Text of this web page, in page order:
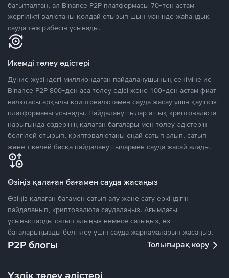
бағытталған, ал Binance P2P платформасы 70-тен астам
жергілікті валютаны қолдай отырып шын мәнінде жаһандық
сауда тәжірибесін ұсынады.
Икемді төлеу әдістері
Дүние жүзіндегі миллиондаған пайдаланушының сеніміне ие
Binance P2P 800-ден аса төлеу әдісі және 100-ден астам фиат
валютасы арқылы криптовалютамен сауда жасау үшін қауіпсіз
платформаны ұсынады. Пайдаланушылар ашық криптовалюта
нарығында өздерінің қалаған бағалары мен төлеу әдістерін
белгілей отырып, криптовалютаны оңай сатып алып, сатып
және тікелей басқа пайдаланушылармен сауда жасай алады.
Өзіңіз қалаған бағамен сауда жасаңыз
Өзіңіз қалаған бағамен сатып алу және сату еркіндігін
пайдаланып, криптовалюта саудалаңыз. Ағымдағы
ұсыныстарды сатып алыңыз немесе сатыңыз, өз
бағаларыңызды белгілеу үшін сауда жарнамаларын жасаңыз.
P2P блогы Толығырақ көру